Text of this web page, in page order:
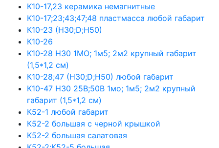
К10-17,23 керамика немагнитные
К10-17;23;43;47;48 пластмасса любой габарит
К10-23 (Н30;D;Н50)
К10-26
К10-28 Н30 1МО; 1м5; 2м2 крупный габарит
(1,5*1,2 см)
К10-28;47 (Н30;D;Н50) любой габарит
К10-47 Н30 25В;50В 1мо; 1м5; 2м2 крупный
габарит (1,5*1,2 см)
К52-1 любой габарит
К52-2 большая с черной крышкой
К52-2 большая салатовая